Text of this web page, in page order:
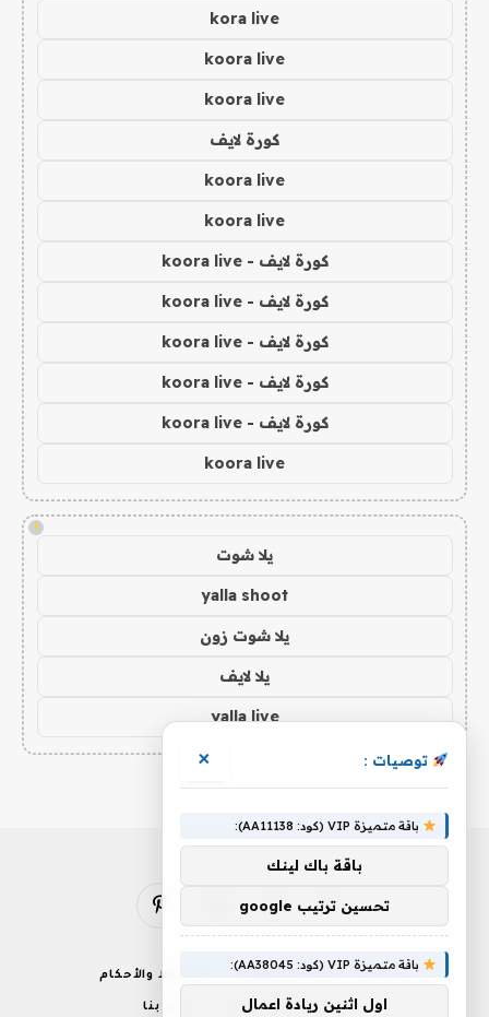
kora live
koora live
koora live
كورة لايف
koora live
koora live
كورة لايف - koora live
كورة لايف - koora live
كورة لايف - koora live
كورة لايف - koora live
كورة لايف - koora live
koora live
!
يلا شوت
yalla shoot
يلا شوت زون
يلا لايف
yalla live
توصيات : ×
باقة متميزة VIP (كود: AA11138):
باقة باك لينك
تحسين ترتيب google
باقة متميزة VIP (كود: AA38045):
اول اثنين ريادة اعمال
فيسبوك X
(Twitter)
الانستغرامبينتيريست
من نحن إخلاء المسؤولية الشروط والأحكام
سياسة الخصوصية اتصل بنا